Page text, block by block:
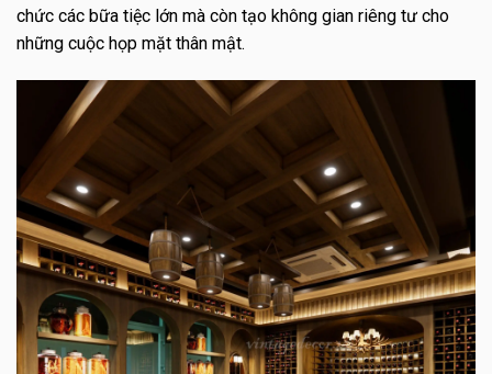
chức các bữa tiệc lớn mà còn tạo không gian riêng tư cho
những cuộc họp mặt thân mật.